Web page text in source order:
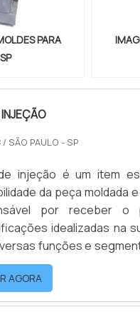
PARA
/ SÃO PAULO - SP
injeção é um item
da peça moldada
por receber
idealizadas na
funções e
Entre outros. Podendo
complexidades, o
AGORA